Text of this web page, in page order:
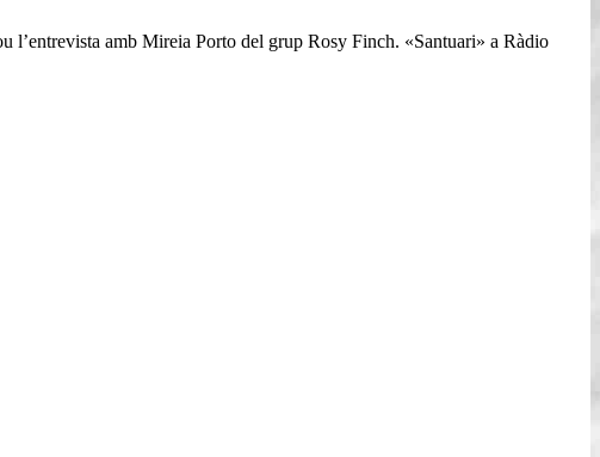
l’entrevista amb Mireia Porto del grup Rosy Finch. «Santuari» a Ràdio